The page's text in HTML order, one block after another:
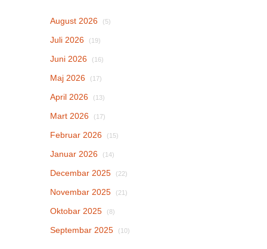
August 2026 (5)
Juli 2026 (19)
Juni 2026 (16)
Maj 2026 (17)
April 2026 (13)
Mart 2026 (17)
Februar 2026 (15)
Januar 2026 (14)
Decembar 2025 (22)
Novembar 2025 (21)
Oktobar 2025 (8)
Septembar 2025 (10)